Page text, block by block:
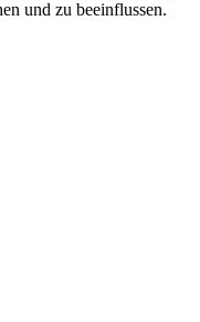
und zu beeinflussen.